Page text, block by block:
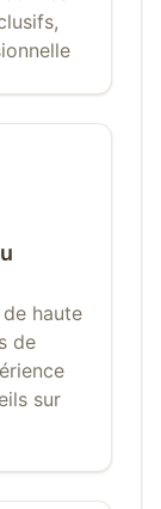
haute
de
sur